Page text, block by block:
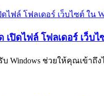
ปิดไฟล์ โฟลเดอร์ เว็บ
Windows ช่วยให้คุณเข้าถึ